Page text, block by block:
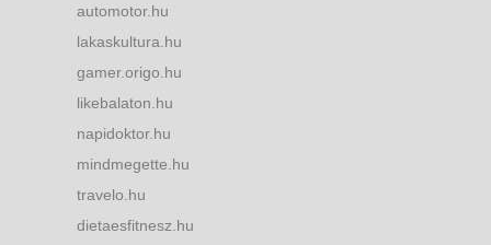
automotor.hu
lakaskultura.hu
gamer.origo.hu
likebalaton.hu
napidoktor.hu
mindmegette.hu
travelo.hu
dietaesfitnesz.hu